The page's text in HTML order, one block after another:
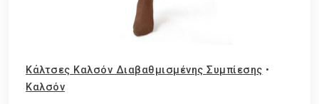
Κάλτσες Καλσόν Διαβαθμισμένης Συμπίεσης •
Καλσόν